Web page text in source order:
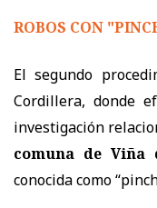
ROBOS CON
El segundo
Cordillera, donde
investigación
comuna de Viña
conocida como